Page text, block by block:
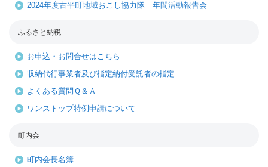
2024年度古平町地域おこし協力隊 年間活動報告会
ふるさと納税
お申込・お問合せはこちら
収納代行事業者及び指定納付受託者の指定
よくある質問Ｑ＆Ａ
ワンストップ特例申請について
町内会
町内会長名簿